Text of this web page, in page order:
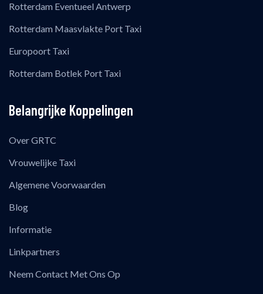
Rotterdam Eventueel Antwerp
Rotterdam Maasvlakte Port Taxi
Europoort Taxi
Rotterdam Botlek Port Taxi
Belangrijke Koppelingen
Over GRTC
Vrouwelijke Taxi
Algemene Voorwaarden
Blog
Informatie
Linkpartners
Neem Contact Met Ons Op